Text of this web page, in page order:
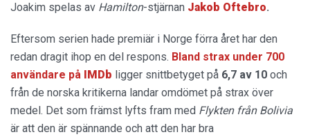
Joakim spelas av Hamilton-stjärnan Jakob Oftebro.
Eftersom serien hade premiär i Norge förra året har den
redan dragit ihop en del respons. Bland strax under 700
användare på
IMDb ligger snittbetyget på 6,7 av 10 och
från de norska kritikerna landar omdömet på strax över
medel. Det som främst lyfts fram med Flykten från Bolivia
är att den är spännande och att den har bra